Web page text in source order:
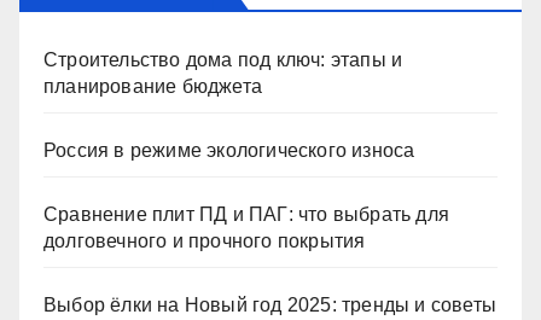
Строительство дома под ключ: этапы и
планирование бюджета
Россия в режиме экологического износа
Сравнение плит ПД и ПАГ: что выбрать для
долговечного и прочного покрытия
Выбор ёлки на Новый год 2025: тренды и советы